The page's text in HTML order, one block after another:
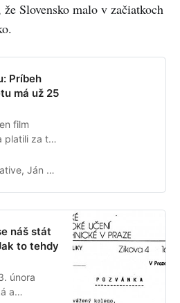
Slovensko malo v začiatkoch
Príbeh
má už 25
film
platili za to
Michalek pre O2
náš stát
to tehdy
února
a